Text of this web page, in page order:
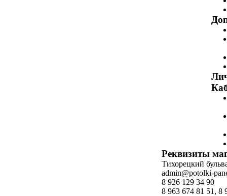
Реквизиты
Тихорецкий
admin@potolki-
8 926 129 34 90
8 963 674 81 51, 8